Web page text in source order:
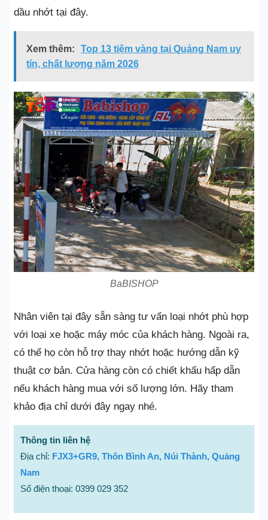
dầu nhớt tại đây.
Xem thêm:
Top 13 tiệm vàng tại Quảng Nam uy
tín, chất lượng năm 2026
BaBISHOP
Nhân viên tại đây sẵn sàng tư vấn loại nhớt phù hợp
với loại xe hoặc máy móc của khách hàng. Ngoài ra,
có thể họ còn hỗ trợ thay nhớt hoặc hướng dẫn kỹ
thuật cơ bản. Cửa hàng còn có chiết khấu hấp dẫn
nếu khách hàng mua với số lượng lớn. Hãy tham
khảo địa chỉ dưới đây ngay nhé.
Thông tin liên hệ
Địa chỉ: FJX3+GR9, Thôn Bình An, Núi Thành, Quảng
Nam
Số điện thoại: 0399 029 352